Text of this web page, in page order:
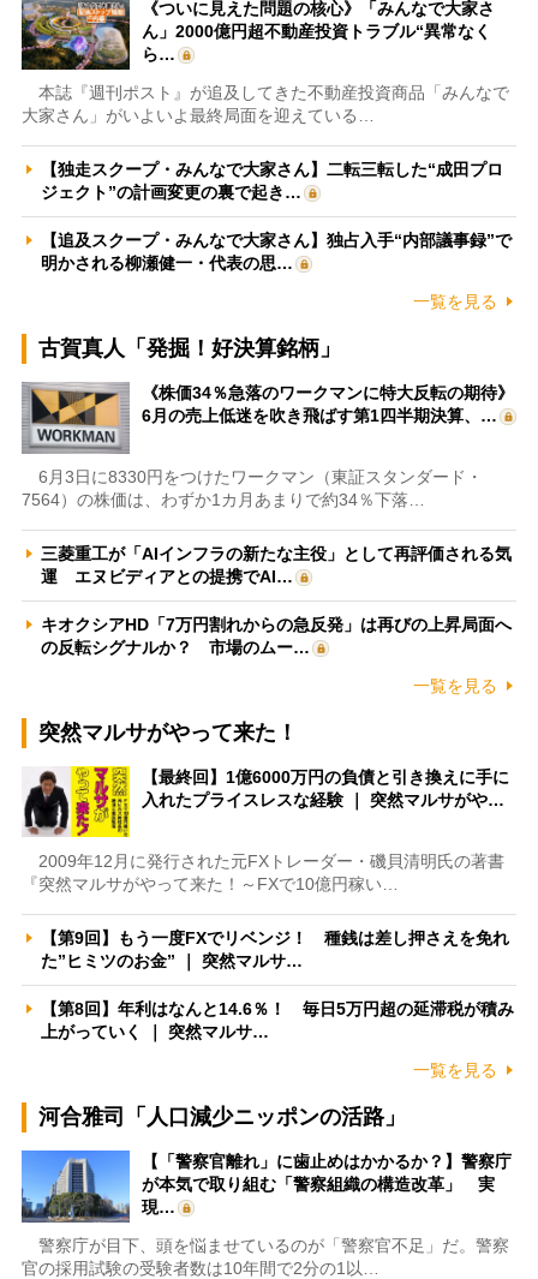
《ついに見えた問題の核心》「みんなで大家さ
ん」2000億円超不動産投資トラブル“異常なく
ら…
本誌『週刊ポスト』が追及してきた不動産投資商品「みんなで
大家さん」がいよいよ最終局面を迎えている…
【独走スクープ・みんなで大家さん】二転三転した“成田プロ
ジェクト”の計画変更の裏で起き…
【追及スクープ・みんなで大家さん】独占入手“内部議事録”で
明かされる柳瀬健一・代表の思…
一覧を見る
古賀真人「発掘！好決算銘柄」
《株価34％急落のワークマンに特大反転の期待》
6月の売上低迷を吹き飛ばす第1四半期決算、…
6月3日に8330円をつけたワークマン（東証スタンダード・
7564）の株価は、わずか1カ月あまりで約34％下落…
三菱重工が「AIインフラの新たな主役」として再評価される気
運 エヌビディアとの提携でAI…
キオクシアHD「7万円割れからの急反発」は再びの上昇局面へ
の反転シグナルか？ 市場のムー…
一覧を見る
突然マルサがやって来た！
【最終回】1億6000万円の負債と引き換えに手に
入れたプライスレスな経験 ｜ 突然マルサがや…
2009年12月に発行された元FXトレーダー・磯貝清明氏の著書
『突然マルサがやって来た！～FXで10億円稼い…
【第9回】もう一度FXでリベンジ！ 種銭は差し押さえを免れ
た”ヒミツのお金” ｜ 突然マルサ…
【第8回】年利はなんと14.6％！ 毎日5万円超の延滞税が積み
上がっていく ｜ 突然マルサ…
一覧を見る
河合雅司「人口減少ニッポンの活路」
【「警察官離れ」に歯止めはかかるか？】警察庁
が本気で取り組む「警察組織の構造改革」 実
現…
警察庁が目下、頭を悩ませているのが「警察官不足」だ。警察
官の採用試験の受験者数は10年間で2分の1以…